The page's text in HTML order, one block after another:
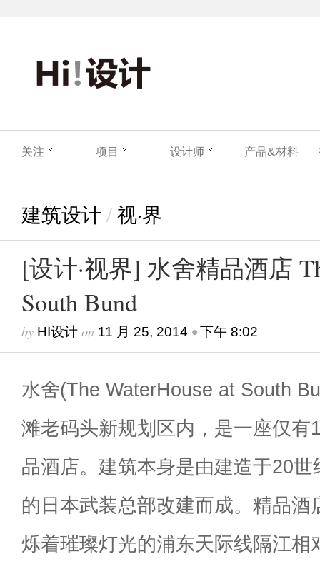
关注 项目 设计师 产品&材料
建筑设计 /视·界
[设计·视界] 水舍精品酒店
South Bund
by HI设计 on 11 月 25, 2014 •下午 8:02
水舍(The WaterHouse at South
滩老码头新规划区内，是一座仅有
品酒店。建筑本身是由建造于20
的日本武装总部改建而成。精品酒
烁着璀璨灯光的浦东天际线隔江相